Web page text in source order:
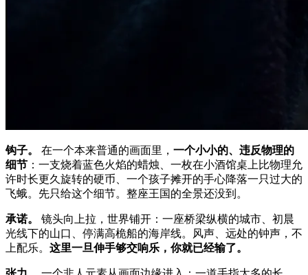
钩子。 在一个本来普通的画面里， 一个小小的、违反物理的
细节 ：一支烧着蓝色火焰的蜡烛、一枚在小酒馆桌上比物理允
许时长更久旋转的硬币、一个孩子摊开的手心降落一只过大的
飞蛾。先只给这个细节。整座王国的全景还没到。
承诺。
镜头向上拉，世界铺开：一座桥梁纵横的城市、初晨
光线下的山口、停满高桅船的海岸线。风声、远处的钟声，不
上配乐。 这里一旦伸手够交响乐，你就已经输了。